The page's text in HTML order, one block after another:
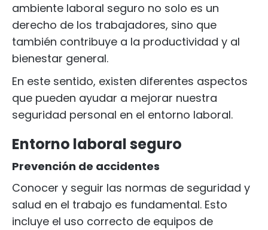
ambiente laboral seguro no solo es un
derecho de los trabajadores, sino que
también contribuye a la productividad y al
bienestar general.
En este sentido, existen diferentes aspectos
que pueden ayudar a mejorar nuestra
seguridad personal en el entorno laboral.
Entorno laboral seguro
Prevención de accidentes
Conocer y seguir las normas de seguridad y
salud en el trabajo es fundamental. Esto
incluye el uso correcto de equipos de